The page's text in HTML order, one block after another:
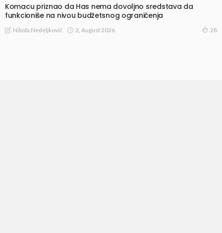
Komacu priznao da Has nema dovoljno sredstava da
funkcioniše na nivou budžetsnog ograničenja
Nikola Nedeljković 2, August 2026 28